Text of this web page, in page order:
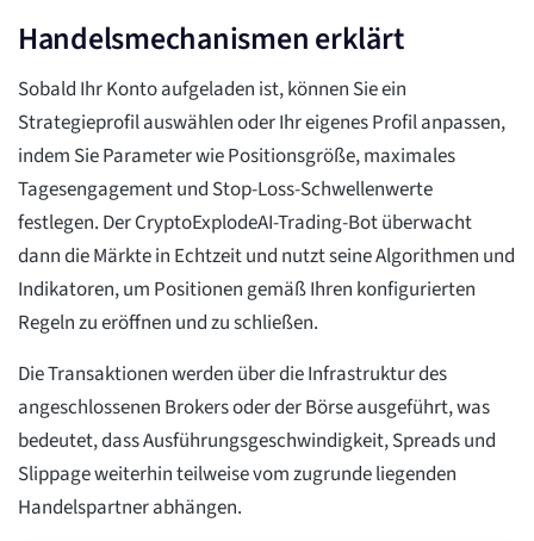
Handelsmechanismen erklärt
Sobald Ihr Konto aufgeladen ist, können Sie ein
Strategieprofil auswählen oder Ihr eigenes Profil anpassen,
indem Sie Parameter wie Positionsgröße, maximales
Tagesengagement und Stop-Loss-Schwellenwerte
festlegen. Der CryptoExplodeAI-Trading-Bot überwacht
dann die Märkte in Echtzeit und nutzt seine Algorithmen und
Indikatoren, um Positionen gemäß Ihren konfigurierten
Regeln zu eröffnen und zu schließen.
Die Transaktionen werden über die Infrastruktur des
angeschlossenen Brokers oder der Börse ausgeführt, was
bedeutet, dass Ausführungsgeschwindigkeit, Spreads und
Slippage weiterhin teilweise vom zugrunde liegenden
Handelspartner abhängen.